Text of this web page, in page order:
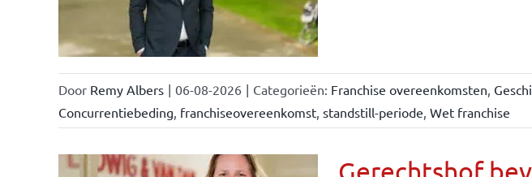
Door Remy Albers | 06-08-2026 | Categorieën: Franchise overeenkomsten,
Concurrentiebeding, franchiseovereenkomst, standstill-periode, Wet franchise